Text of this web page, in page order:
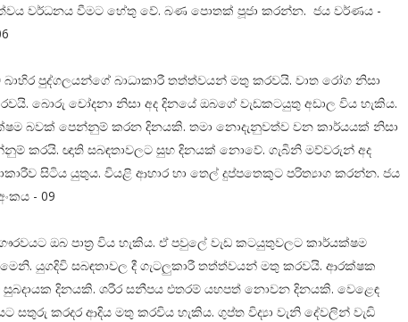
වර්ධනය වීමට හේතු වේ. බණ පොතක් පූජා කරන්න. ජය වර්ණය -
පුද්ගලයන්ගේ බාධාකාරී තත්ත්වයන් මතු කරවයි. වාත රෝග නිසා
බොරු චෝදනා නිසා අද දිනයේ ඔබගේ වැඩකටයුතු අඩාල විය හැකිය.
බවක් පෙන්නුම් කරන දිනයකි. තමා නොදැනුවත්ව වන කාර්යයක් නිසා
කරයි. ඥාති සබඳතාවලට සුභ දිනයක් නොවේ. ගැබිනි මව්වරුන් අද
සිටිය යුතුය. වියළි ආහාර හා තෙල් දුප්පතෙකුට පරිත්‍යාග කරන්න. ජය
- 09
ඔබ පාත්‍ර විය හැකිය. ඒ පවුලේ වැඩ කටයුතුවලට කාර්යක්ෂම
යුගදිවි සබඳතාවල දී ගැටලුකාරී තත්ත්වයන් මතු කරවයි. ආරක්ෂක
සුබදායක දිනයකි. ශරීර සනීපය එතරම් යහපත් නොවන දිනයකි. වෙළෙඳ
සතුරු කරදර ආදිය මතු කරවිය හැකිය. ගුප්ත විද්‍යා වැනි දේවලින් වැඩි